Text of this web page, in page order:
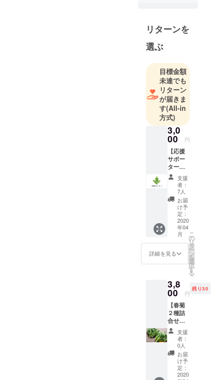
施設で野菜
栽培をして
います。
農協各部会
に所属し、
低農薬・低
化学肥料の
野菜づくり
で、安心安
全で美味し
いを追及し
ています。
近年は道の
駅や直売所
にも出荷し
ています。
消費者の
ニーズを図
りながら野
菜の提供を
しておりま
す。
リターンを
選ぶ
目標金額
未達でも
リターン
が届きま
す(All-in
方式)
3,0
00 円
【応援
サポー
ター】
コース
＜リ
ターン
が不要
な方向
け＞ ・
お礼状
心をこ
めた直
筆のお
礼状を
お送り
いたし
※リター
ンにコ
ストが
あまり
かから
ないた
め、い
ただい
たご支
援の多
くをプ
ロジェ
クトの
支援
者：
7人
お届
け予
定：
2020
年04
月
詳細を見る
こ
の
リ
タ
ー
ン
を
選
択
す
る
3,8
00 円
残り30
【春菊
２種詰
合せ】
コース
・お礼
状 ・春
菊（生
または
加熱
OK）と
支援
者：
0人
お届
け予
定：
2020